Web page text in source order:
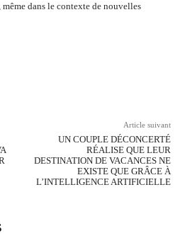
dans le contexte de nouvelles
Article suivant
UN COUPLE DÉCONCERTÉ
RÉALISE QUE LEUR
DESTINATION DE VACANCES NE
EXISTE QUE GRÂCE À
L’INTELLIGENCE ARTIFICIELLE